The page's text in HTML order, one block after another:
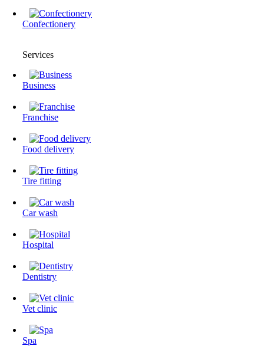
Confectionery
Services
Business
Franchise
Food delivery
Tire fitting
Сar wash
Hospital
Dentistry
Vet clinic
Spa